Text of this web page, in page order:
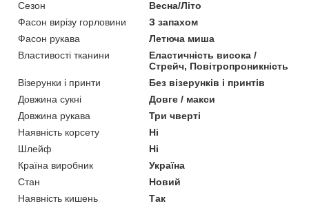
Сезон
Весна/Літо
Фасон вирізу горловини
З запахом
Фасон рукава
Летюча миша
Властивості тканини
Еластичність висока /
Стрейч, Повітропроникність
Візерунки і принти
Без візерунків і принтів
Довжина сукні
Довге / макси
Довжина рукава
Три чверті
Наявність корсету
Ні
Шлейф
Ні
Країна виробник
Україна
Стан
Новий
Наявність кишень
Так